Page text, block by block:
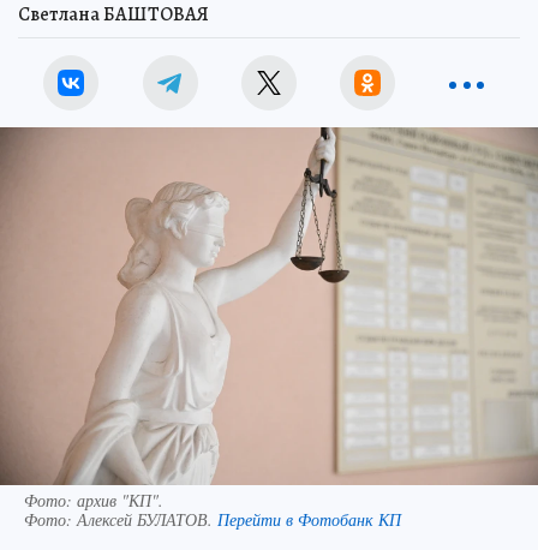
Светлана БАШТОВАЯ
Фото: архив "КП".
Фото:Алексей БУЛАТОВ. Перейти в Фотобанк КП